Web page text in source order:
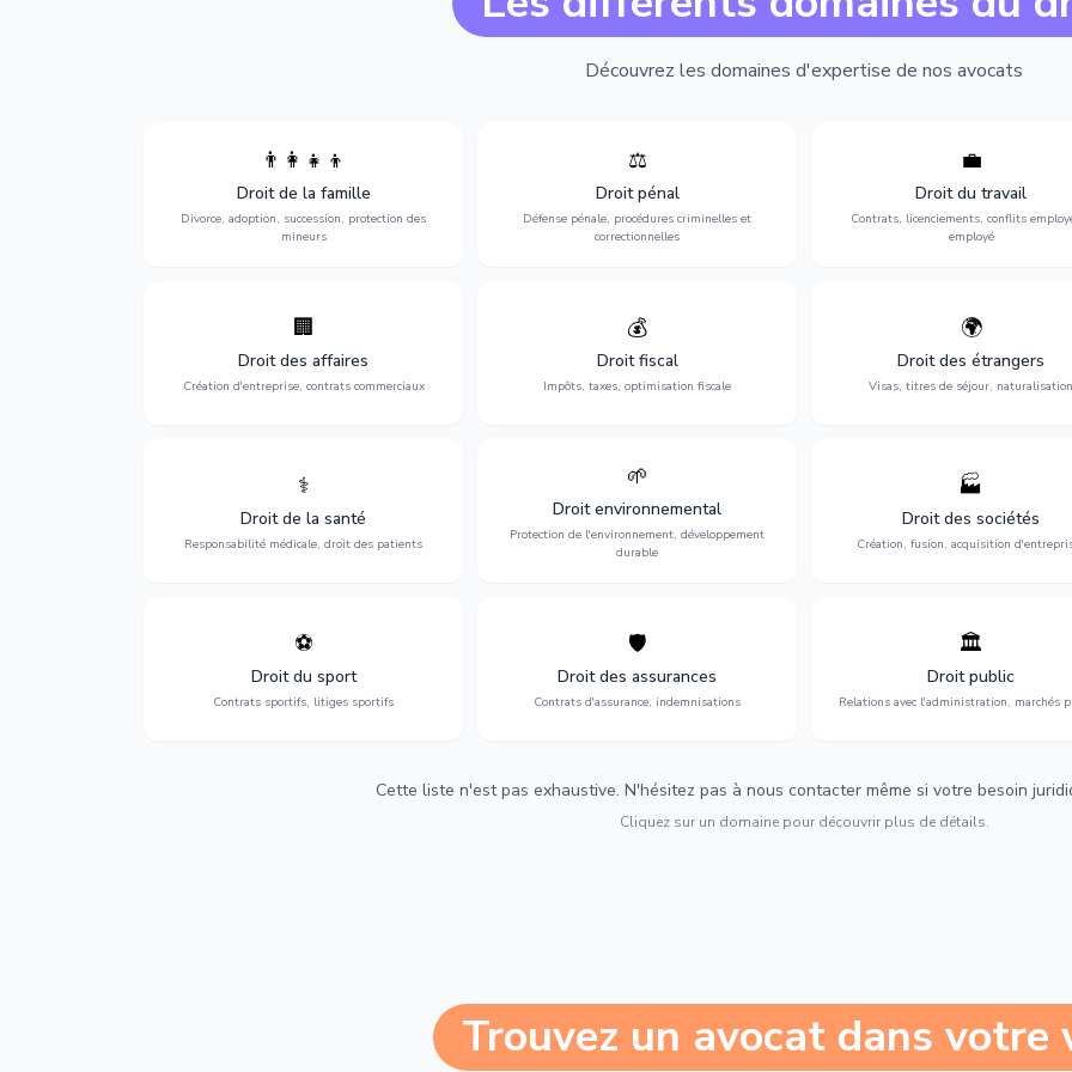
Découvrez les domaines d'expertise de nos avocats
👨‍👩‍👧‍👦
Droit de la famille
Divorce, adoption, succession, protection des
mineurs
succession et protection des personnes
vulnérables.
⚖️
Droit pénal
Défense pénale, procédures criminelles et
correctionnelles
Expertise en matière pénale, de
l'assistance en garde à vue jusqu'au
procès, pour toute affaire correctionnelle
ou criminelle.
💼
Droit du travail
Contrats, licenciements, conflits
employé
Protection de vos droits au
contrats, licenciements,
discrimination et conflits avec
l'employeur.
🏢
Droit des affaires
Création d'entreprise, contrats commerciaux
Accompagnement complet pour votre
entreprise : création, contrats
commerciaux, concurrence et litiges.
💰
Droit fiscal
Impôts, taxes, optimisation fiscale
Optimisation de votre situation fiscale :
déclarations, contentieux, contrôles
fiscaux et planification.
🌍
Droit des étrangers
Visas, titres de séjour, naturalisation
Obtention de vos droits de séjour :
cartes de séjour, regroupement
naturalisation.
⚕️
Droit de la santé
Responsabilité médicale, droit des patients
Défense de vos droits médicaux : erreurs
médicales, responsabilité des praticiens
et indemnisation.
🌱
Droit environnemental
Protection de l'environnement, développement
durable
environnementale, litiges et
développement durable.
🏭
Droit des sociétés
Création, fusion, acquisition
Structuration de votre société :
fusion-acquisition, gouvernance
restructuration.
⚽
Droit du sport
Contrats sportifs, litiges sportifs
Expertise en droit sportif : contrats de
sportifs, transferts, sponsoring et
contentieux.
🛡️
Droit des assurances
Contrats d'assurance, indemnisations
Défense de vos intérêts : contrats
d'assurance, sinistres et indemnisations
optimales.
🏛️
Droit public
Relations avec l'administration, marchés
Gestion de vos relations avec
l'administration : marchés
urbanisme et contentieux.
Cette liste n'est pas exhaustive. N'hésitez pas à nous contacter même si votre besoin
Cliquez sur un domaine pour découvrir plus de détails.
Trouvez un avocat dans votre